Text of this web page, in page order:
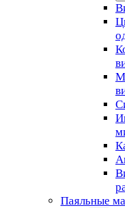
Паяльные